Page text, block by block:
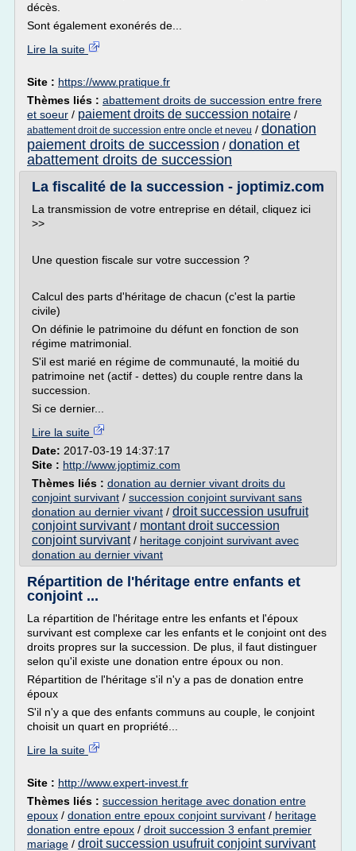
décès.
Sont également exonérés de...
Lire la suite
Site : https://www.pratique.fr
Thèmes liés : abattement droits de succession entre frere
et soeur / paiement droits de succession notaire /
abattement droit de succession entre oncle et neveu / donation
paiement droits de succession / donation et
abattement droits de succession
La fiscalité de la succession - joptimiz.com
La transmission de votre entreprise en détail, cliquez ici
>>
Une question fiscale sur votre succession ?
Calcul des parts d'héritage de chacun (c'est la partie
civile)
On définie le patrimoine du défunt en fonction de son
régime matrimonial.
S'il est marié en régime de communauté, la moitié du
patrimoine net (actif - dettes) du couple rentre dans la
succession.
Si ce dernier...
Lire la suite
Date: 2017-03-19 14:37:17
Site : http://www.joptimiz.com
Thèmes liés : donation au dernier vivant droits du
conjoint survivant / succession conjoint survivant sans
donation au dernier vivant / droit succession usufruit
conjoint survivant/ montant droit succession
conjoint survivant/ heritage conjoint survivant avec
donation au dernier vivant
Répartition de l'héritage entre enfants et
conjoint ...
La répartition de l'héritage entre les enfants et l'époux
survivant est complexe car les enfants et le conjoint ont des
droits propres sur la succession. De plus, il faut distinguer
selon qu'il existe une donation entre époux ou non.
Répartition de l'héritage s'il n'y a pas de donation entre
époux
S'il n'y a que des enfants communs au couple, le conjoint
choisit un quart en propriété...
Lire la suite
Site : http://www.expert-invest.fr
Thèmes liés : succession heritage avec donation entre
epoux / donation entre epoux conjoint survivant / heritage
donation entre epoux / droit succession 3 enfant premier
mariage / droit succession usufruit conjoint survivant